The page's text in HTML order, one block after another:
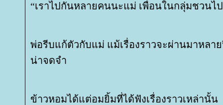
“เราไปกันหลายคนนะแม่ เพื่อนในกลุ่มชวนไ
พ่อรีบแก้ตัวกับแม่ แม้เรื่องราวจะผ่านมาหลา
น่าจดจำ
ข้าวหอมได้แต่อมยิ้มที่ได้ฟังเรื่องราวเหล่านั้น